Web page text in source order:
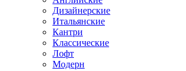
Дизайнерские
Итальянские
Кантри
Классические
Лофт
Модерн